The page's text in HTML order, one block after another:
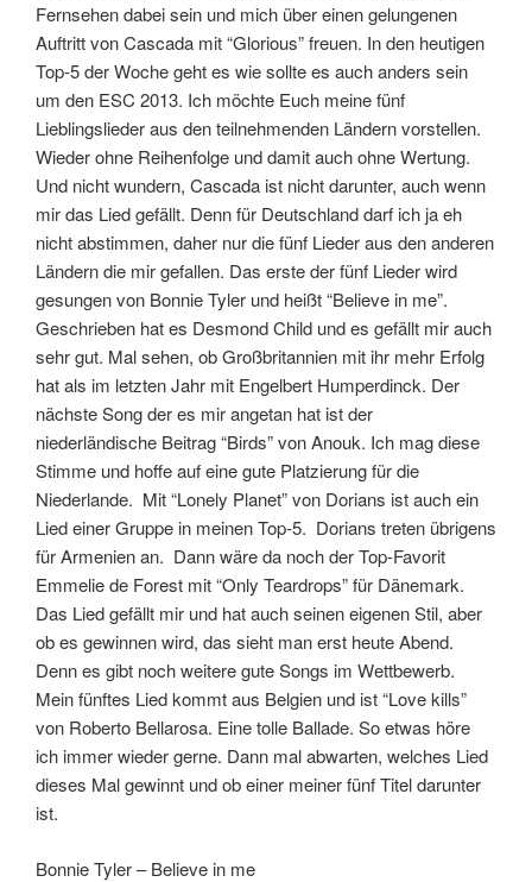
Fernsehen dabei sein und mich über einen gelungenen
Auftritt von Cascada mit “Glorious” freuen. In den heutigen
Top-5 der Woche geht es wie sollte es auch anders sein
um den ESC 2013. Ich möchte Euch meine fünf
Lieblingslieder aus den teilnehmenden Ländern vorstellen.
Wieder ohne Reihenfolge und damit auch ohne Wertung.
Und nicht wundern, Cascada ist nicht darunter, auch wenn
mir das Lied gefällt. Denn für Deutschland darf ich ja eh
nicht abstimmen, daher nur die fünf Lieder aus den anderen
Ländern die mir gefallen. Das erste der fünf Lieder wird
gesungen von Bonnie Tyler und heißt “Believe in me”.
Geschrieben hat es Desmond Child und es gefällt mir auch
sehr gut. Mal sehen, ob Großbritannien mit ihr mehr Erfolg
hat als im letzten Jahr mit Engelbert Humperdinck. Der
nächste Song der es mir angetan hat ist der
niederländische Beitrag “Birds” von Anouk. Ich mag diese
Stimme und hoffe auf eine gute Platzierung für die
Niederlande. Mit “Lonely Planet” von Dorians ist auch ein
Lied einer Gruppe in meinen Top-5. Dorians treten übrigens
für Armenien an. Dann wäre da noch der Top-Favorit
Emmelie de Forest mit “Only Teardrops” für Dänemark.
Das Lied gefällt mir und hat auch seinen eigenen Stil, aber
ob es gewinnen wird, das sieht man erst heute Abend.
Denn es gibt noch weitere gute Songs im Wettbewerb.
Mein fünftes Lied kommt aus Belgien und ist “Love kills”
von Roberto Bellarosa. Eine tolle Ballade. So etwas höre
ich immer wieder gerne. Dann mal abwarten, welches Lied
dieses Mal gewinnt und ob einer meiner fünf Titel darunter
ist.
Bonnie Tyler – Believe in me